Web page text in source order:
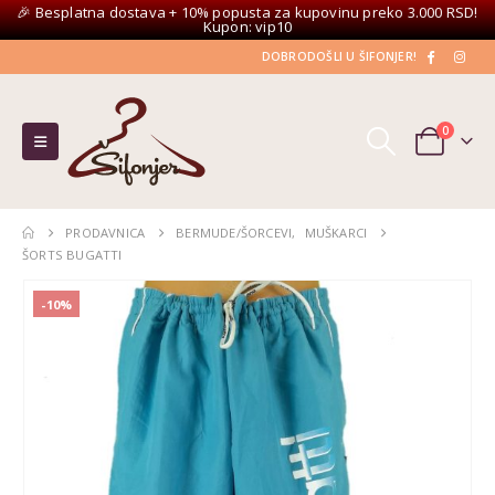
🎉 Besplatna dostava + 10% popusta za kupovinu preko 3.000 RSD!
Kupon: vip10
DOBRODOŠLI U ŠIFONJER!
0
PRODAVNICA BERMUDE/ŠORCEVI,
MUŠKARCI
ŠORTS BUGATTI
-10%